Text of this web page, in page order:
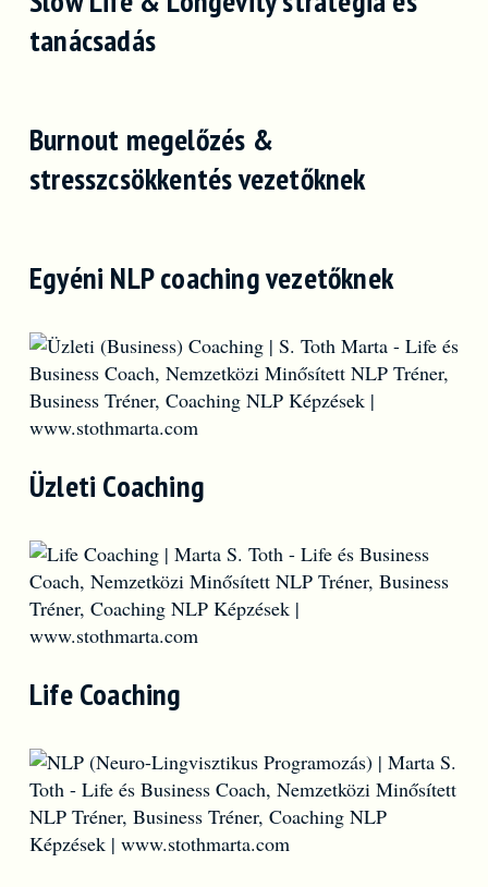
tanácsadás
Burnout megelőzés &
stresszcsökkentés vezetőknek
Egyéni NLP coaching vezetőknek
Üzleti Coaching
Life Coaching